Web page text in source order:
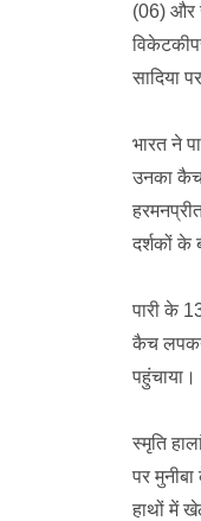
(06) और
सादिया
भारत ने
उनका कैच
दर्शकों के
पारी के
कैच लपकने
पहुंचाया।
स्मृति
पर
हाथों में